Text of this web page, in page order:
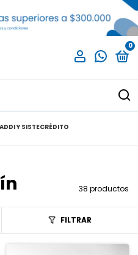
0
Y SISTECRÉDITO
38 productos
FILTRAR